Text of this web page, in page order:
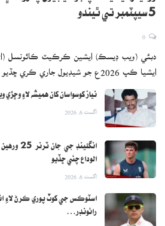
5 سيپٽمبر تي ٿيندو
دبئي (ويب ڊيسڪ) ايشين ڪرڪيٽ ڪائونسل
ايشيا ڪپ 2026ع جو شيڊيول جاري ڪري ڇڏيو آهي، جنهن…
نياز کوسواسان کان هميشه لاءِ وڇڙي
اگست 6, 2026
انگلينڊ
الوداع چئي ڇڏيو
اگست 6, 2026
اسٽوڪس جي کوٽ پوري ڪرڻ لاءِ
رائونڊر…